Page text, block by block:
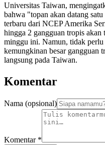
Universitas Taiwan,
bahwa "topan akan datang
terbaru dari NCEP Amerika
hingga 2 gangguan tropis akan
minggu ini. Namun, tidak
kemungkinan besar gangguan
langsung pada Taiwan.
Komentar
Nama (opsional)
Komentar *